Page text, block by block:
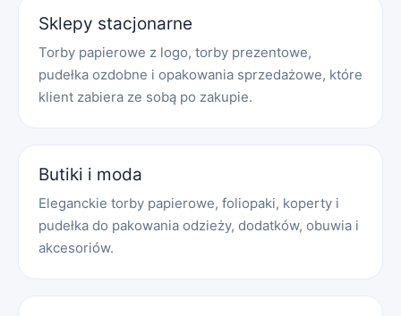
Sklepy stacjonarne
Torby papierowe z logo, torby prezentowe,
pudełka ozdobne i opakowania sprzedażowe, które
klient zabiera ze sobą po zakupie.
Butiki i moda
Eleganckie torby papierowe, foliopaki, koperty i
pudełka do pakowania odzieży, dodatków, obuwia i
akcesoriów.